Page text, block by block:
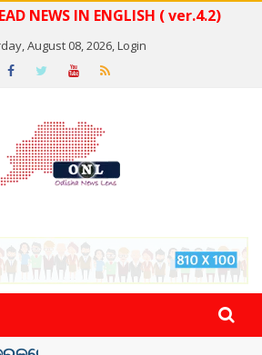
IN ENGLISH ( ver.4.2)
August 08, 2026,Login